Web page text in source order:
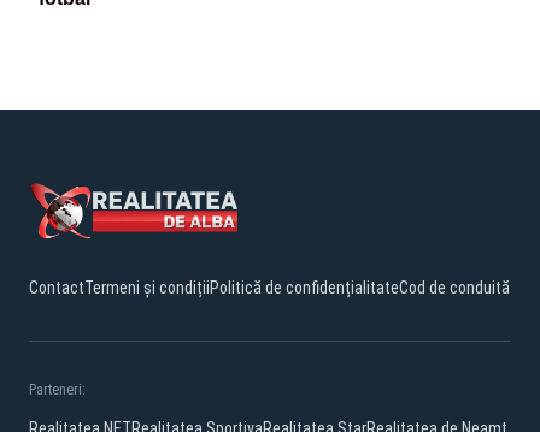
ContactTermeni și condițiiPolitică de confidențialitateCod de conduită
Parteneri: